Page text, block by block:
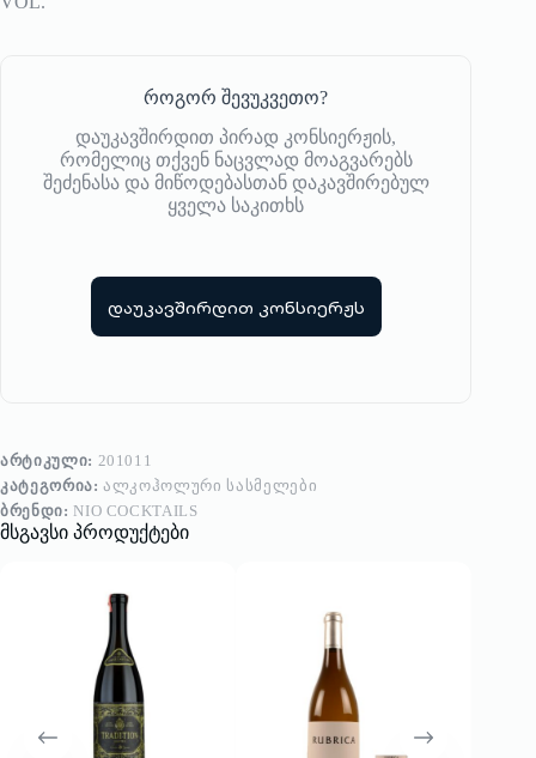
როგორ შევუკვეთო?
დაუკავშირდით პირად კონსიერჟის,
რომელიც თქვენ ნაცვლად მოაგვარებს
შეძენასა და მიწოდებასთან დაკავშირებულ
ყველა საკითხს
დაუკავშირდით კონსიერჟს
ᲐᲠᲢᲘᲙᲣᲚᲘ: 201011
ᲙᲐᲢᲔᲒᲝᲠᲘᲐ:ᲐᲚᲙᲝᲰᲝᲚᲣᲠᲘ ᲡᲐᲡᲛᲔᲚᲔᲑᲘ
ᲑᲠᲔᲜᲓᲘ: NIO COCKTAILS
მსგავსი პროდუქტები